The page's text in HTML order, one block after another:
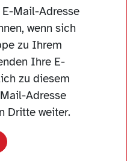
Mail-Adresse
wenn sich
zu Ihrem
Ihre E-
zu diesem
Adresse
Dritte weiter.